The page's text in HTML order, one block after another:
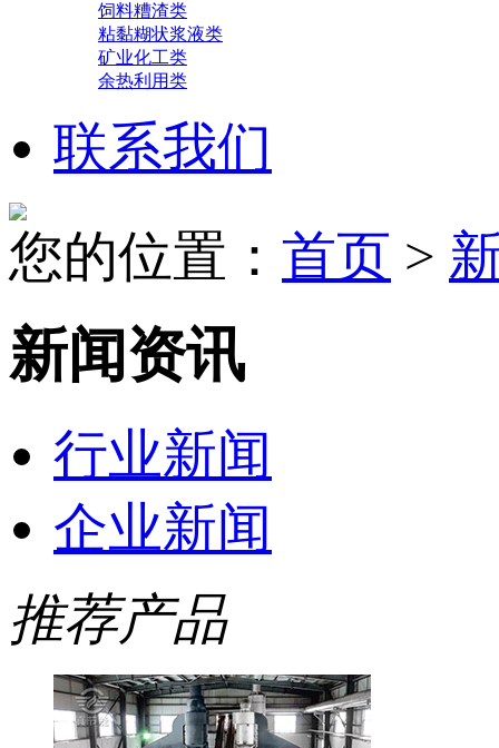
饲料糟渣类
粘黏糊状浆液类
矿业化工类
余热利用类
联系我们
您的位置： 首页 >
新闻资讯
行业新闻
企业新闻
推荐产品